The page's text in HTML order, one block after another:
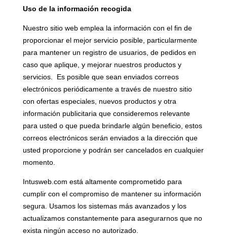
Uso de la información recogida
Nuestro sitio web emplea la información con el fin de
proporcionar el mejor servicio posible, particularmente
para mantener un registro de usuarios, de pedidos en
caso que aplique, y mejorar nuestros productos y
servicios. Es posible que sean enviados correos
electrónicos periódicamente a través de nuestro sitio
con ofertas especiales, nuevos productos y otra
información publicitaria que consideremos relevante
para usted o que pueda brindarle algún beneficio, estos
correos electrónicos serán enviados a la dirección que
usted proporcione y podrán ser cancelados en cualquier
momento.
Intusweb.com está altamente comprometido para
cumplir con el compromiso de mantener su información
segura. Usamos los sistemas más avanzados y los
actualizamos constantemente para asegurarnos que no
exista ningún acceso no autorizado.